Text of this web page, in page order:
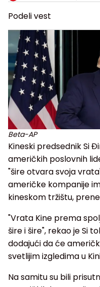
Podeli vest
Beta-AP
Kineski predsednik Si
američkih poslovnih
"šire otvara svoja
američke kompanije
kineskom tržištu,
"Vrata Kine prema
šire i šire", rekao je Si
dodajući da će
svetlijim izgledima u
Na samitu su bili